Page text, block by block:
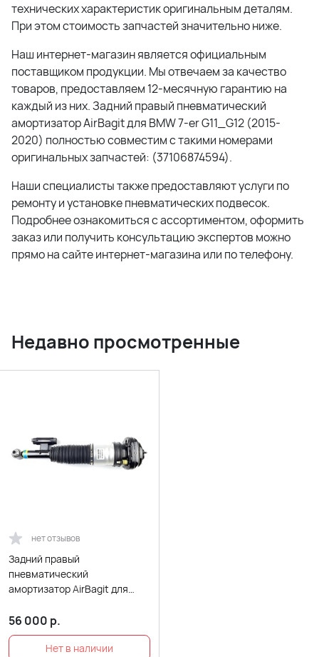
технических характеристик оригинальным деталям.
При этом стоимость запчастей значительно ниже.
Наш интернет-магазин является официальным
поставщиком продукции. Мы отвечаем за качество
товаров, предоставляем 12-месячную гарантию на
каждый из них. Задний правый пневматический
амортизатор AirBagit для BMW 7-er G11_G12 (2015-
2020) полностью совместим с такими номерами
оригинальных запчастей: (37106874594).
Наши специалисты также предоставляют услуги по
ремонту и установке пневматических подвесок.
Подробнее ознакомиться с ассортиментом, оформить
заказ или получить консультацию экспертов можно
прямо на сайте интернет-магазина или по телефону.
Недавно просмотренные
нет отзывов
Задний правый
пневматический
амортизатор AirBagit для
2020)
56 000 р.